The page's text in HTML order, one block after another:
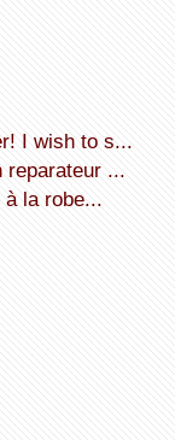
I wish to s...
reparateur ...
à la robe...